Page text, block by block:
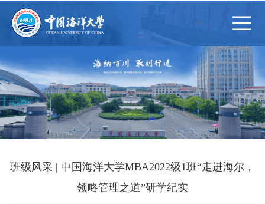
班级风采 | 中国海洋大学MBA2022级1班“走进海尔，
领略管理之道”研学纪实